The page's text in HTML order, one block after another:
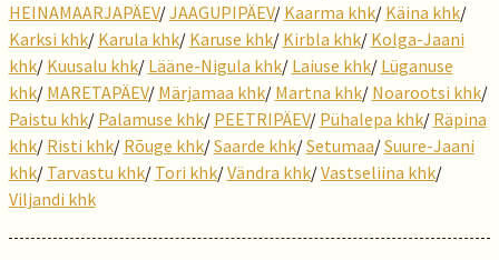
HEINAMAARJAPÄEV/JAAGUPIPÄEV/ Kaarma khk/ Käina khk/
Karksi khk/ Karula khk/ Karuse khk/ Kirbla khk/ Kolga-Jaani
khk/ Kuusalu khk/ Lääne-Nigula khk/ Laiuse khk/ Lüganuse
khk/ MARETAPÄEV/ Märjamaa khk/ Martna khk/ Noarootsi khk/
Paistu khk/ Palamuse khk/ PEETRIPÄEV/ Pühalepa khk/ Räpina
khk/ Risti khk/ Rõuge khk/Saarde khk/Setumaa/Suure-Jaani
khk/ Tarvastu khk/ Tori khk/Vändra khk/Vastseliina khk/
Viljandi khk